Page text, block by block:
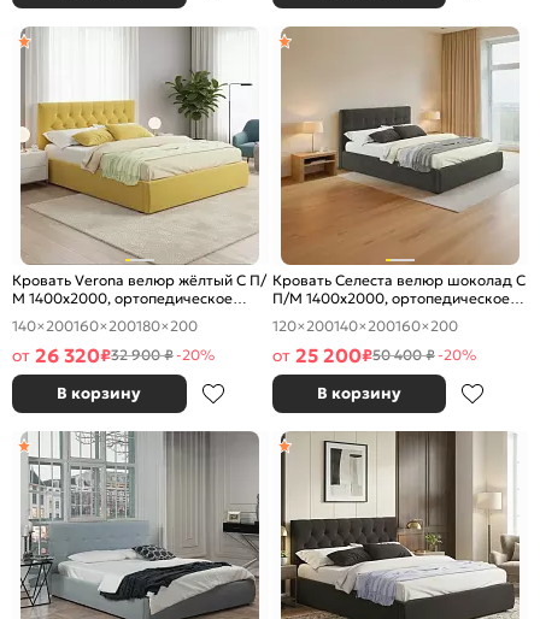
Кровать Verona велюр жёлтый С П/
М 1400x2000, ортопедическое
основание, изголовье мягкое
140×200160×200180×200
от 26 320₽32 900 ₽-20%
В корзину
Кровать Селеста велюр шоколад С
П/М 1400x2000, ортопедическое
основание, изголовье мягкое
120×200140×200160×200
от 25 200₽50 400 ₽-20%
В корзину